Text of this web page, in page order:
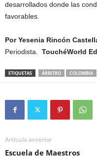
desarrollados donde las
favorables.
Por Yesenia Rincón
Periodista.
TouchéWorld
ETIQUETAS ÁRBITRO COLOMBIA
Artículo anterior
Escuela de Maestros